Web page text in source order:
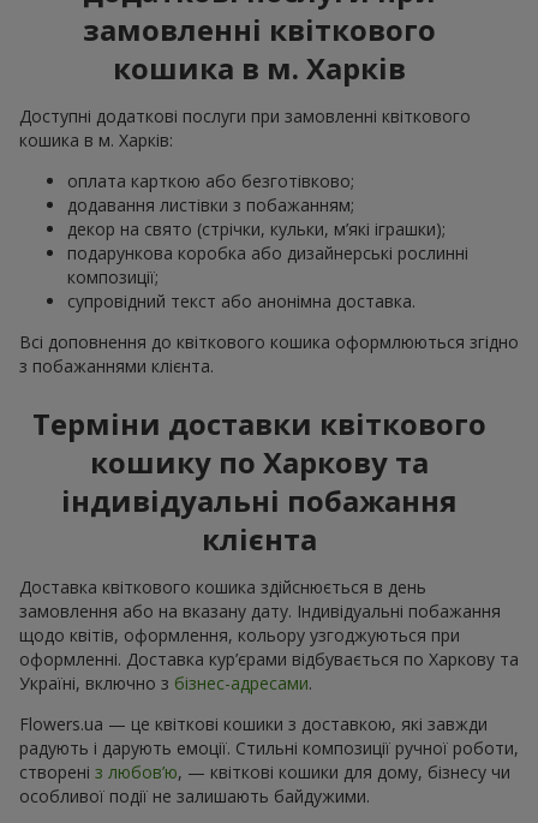
замовленні квіткового
кошика в м. Харків
Доступні додаткові послуги при замовленні квіткового
кошика в м. Харків:
оплата карткою або безготівково;
додавання листівки з побажанням;
декор на свято (стрічки, кульки, м’які іграшки);
подарункова коробка або дизайнерські рослинні
композиції;
супровідний текст або анонімна доставка.
Всі доповнення до квіткового кошика оформлюються згідно
з побажаннями клієнта.
Терміни доставки квіткового
кошику по Харкову та
індивідуальні побажання
клієнта
Доставка квіткового кошика здійснюється в день
замовлення або на вказану дату. Індивідуальні побажання
щодо квітів, оформлення, кольору узгоджуються при
оформленні. Доставка кур’єрами відбувається по Харкову та
Україні, включно з бізнес-адресами.
Flowers.ua — це квіткові кошики з доставкою, які завжди
радують і дарують емоції. Стильні композиції ручної роботи,
створені з любов’ю, — квіткові кошики для дому, бізнесу чи
особливої події не залишають байдужими.